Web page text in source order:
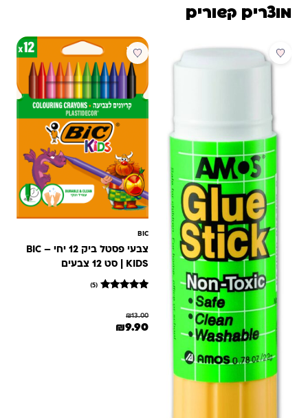
מוצרים קשורים
מבצע
BIC
צבעי פסטל ביק 12 יחי – BIC
KIDS | סט 12 צבעים
מבוסס על
(5)
₪13.00
המחיר המקורי היה: ₪13.00.
₪9.90